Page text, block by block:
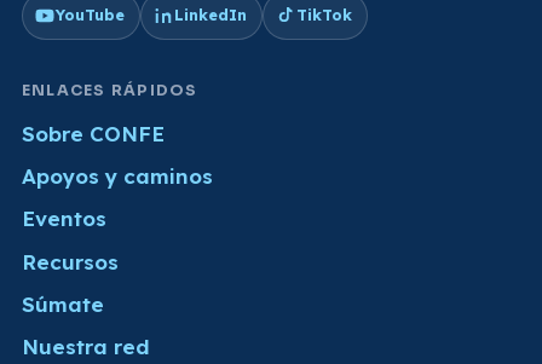
YouTube LinkedIn TikTok
ENLACES RÁPIDOS
Sobre CONFE
Apoyos y caminos
Eventos
Recursos
Súmate
Nuestra red